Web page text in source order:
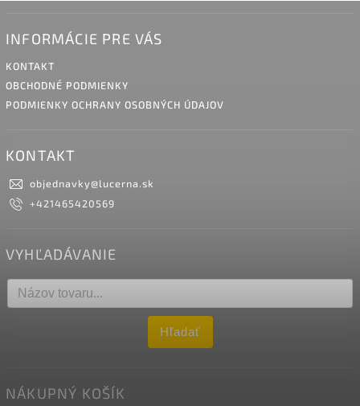
INFORMÁCIE PRE VÁS
KONTAKT
OBCHODNÉ PODMIENKY
PODMIENKY OCHRANY OSOBNÝCH ÚDAJOV
KONTAKT
objednavky@lucerna.sk
+421465420569
VYHĽADÁVANIE
Hľadať
NÁKUPNÝ KOŠÍK